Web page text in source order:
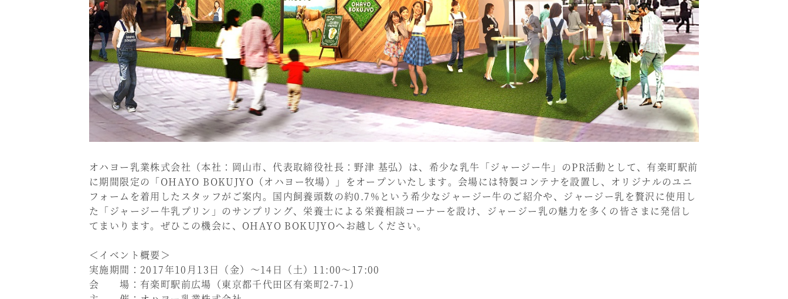
オハヨー乳業株式会社（本社：岡山市、代表取締役社長：野津 基弘）は、希少な乳牛「ジャージー牛」のPR活動として、有楽町駅前
に期間限定の「OHAYO BOKUJYO（オハヨー牧場）」をオープンいたします。会場には特製コンテナを設置し、オリジナルのユニ
フォームを着用したスタッフがご案内。国内飼養頭数の約0.7%という希少なジャージー牛のご紹介や、ジャージー乳を贅沢に使用し
た「ジャージー牛乳プリン」のサンプリング、栄養士による栄養相談コーナーを設け、ジャージー乳の魅力を多くの皆さまに発信し
てまいります。ぜひこの機会に、OHAYO BOKUJYOへお越しください。
＜イベント概要＞
実施期間：2017年10月13日（金）～14日（土）11:00～17:00
会 場：有楽町駅前広場（東京都千代田区有楽町2-7-1）